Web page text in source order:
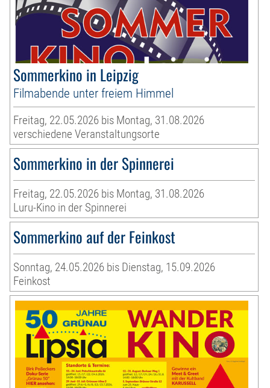
Sommerkino in Leipzig
Filmabende unter freiem Himmel
Freitag, 22.05.2026 bis Montag, 31.08.2026
verschiedene Veranstaltungsorte
Sommerkino in der Spinnerei
Freitag, 22.05.2026 bis Montag, 31.08.2026
Luru-Kino in der Spinnerei
Sommerkino auf der Feinkost
Sonntag, 24.05.2026 bis Dienstag, 15.09.2026
Feinkost